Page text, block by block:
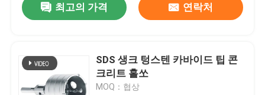
최고의 가격 연락처
SDS 생크 텅스텐 카바이드 팁 콘
크리트 홀쏘
MOQ：협상